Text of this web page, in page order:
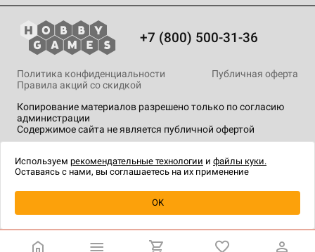
+7 (800) 500-31-36
Копирование материалов разрешено только по согласию
администрации
Содержимое сайта не является публичной офертой
Политика конфиденциальности
Публичная оферта
Правила акций со скидкой
технологии.
Используем рекомендательные технологии и файлы куки.
Оставаясь с нами, вы соглашаетесь на их применение
OK